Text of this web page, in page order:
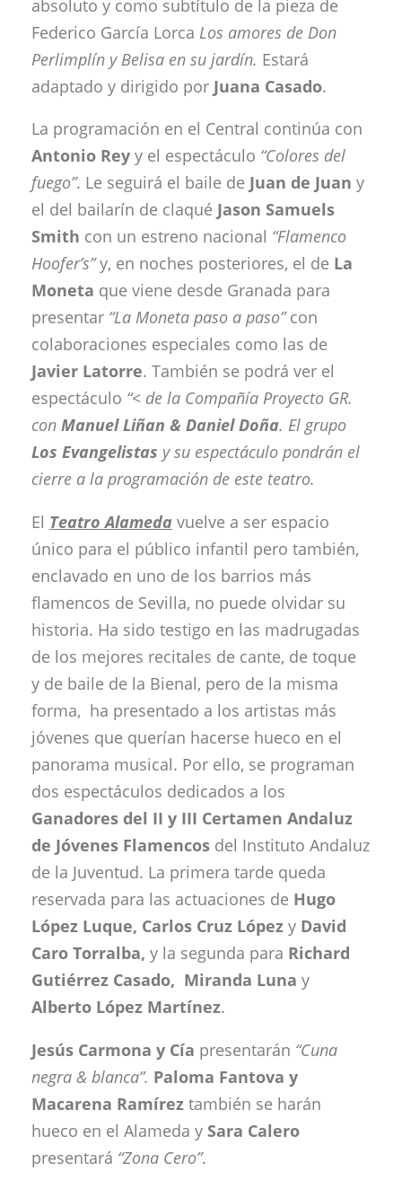
absoluto y como subtítulo de la pieza de
Federico García Lorca Los amores de Don
Perlimplín y Belisa en su jardín. Estará
adaptado y dirigido por Juana Casado.
La programación en el Central continúa con
Antonio Rey y el espectáculo “Colores del
fuego”. Le seguirá el baile de Juan de Juan y
el del bailarín de claqué Jason Samuels
Smith con un estreno nacional “Flamenco
Hoofer’s” y, en noches posteriores, el de La
Moneta que viene desde Granada para
presentar “La Moneta paso a paso”con
colaboraciones especiales como las de
Javier Latorre. También se podrá ver el
espectáculo “< de la Compañía Proyecto GR.
con Manuel Liñan & Daniel Doña. El grupo
Los Evangelistas y su espectáculo pondrán el
cierre a la programación de este teatro.
El Teatro Alameda vuelve a ser espacio
único para el público infantil pero también,
enclavado en uno de los barrios más
flamencos de Sevilla, no puede olvidar su
historia. Ha sido testigo en las madrugadas
de los mejores recitales de cante, de toque
y de baile de la Bienal, pero de la misma
forma, ha presentado a los artistas más
jóvenes que querían hacerse hueco en el
panorama musical. Por ello, se programan
dos espectáculos dedicados a los
Ganadores del II y III Certamen Andaluz
de Jóvenes Flamencos del Instituto Andaluz
de la Juventud. La primera tarde queda
reservada para las actuaciones de Hugo
López Luque, Carlos Cruz López y David
Caro Torralba, y la segunda para Richard
Gutiérrez Casado, Miranda Luna y
Alberto López Martínez.
Jesús Carmona y Cía presentarán “Cuna
negra & blanca”. Paloma Fantova y
Macarena Ramírez también se harán
hueco en el Alameda y Sara Calero
presentará “Zona Cero”.